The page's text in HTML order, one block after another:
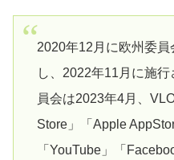
2020年12月に欧州委
し、2022年11月に施
員会は2023年4月、
Store」「Apple
「YouTube」「